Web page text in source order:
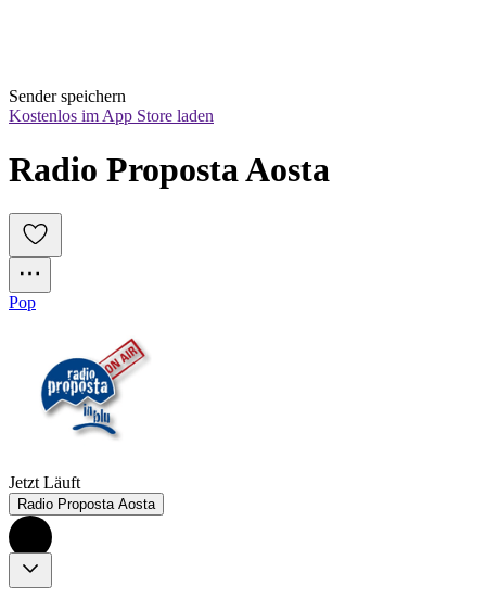
Sender speichern
Kostenlos im App Store laden
Radio Proposta Aosta
Pop
Jetzt Läuft
Radio Proposta Aosta